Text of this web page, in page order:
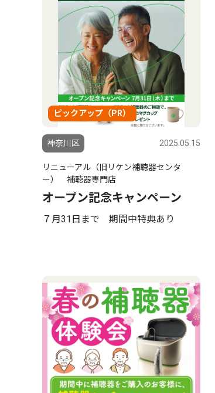
ピックアップ（PR）
神奈川区 2025.05.15
リニューアル（旧リケン補聴器センタ
ー） 補聴器専門店
オープン記念キャンペーン
７月31日まで 期間中特典あり